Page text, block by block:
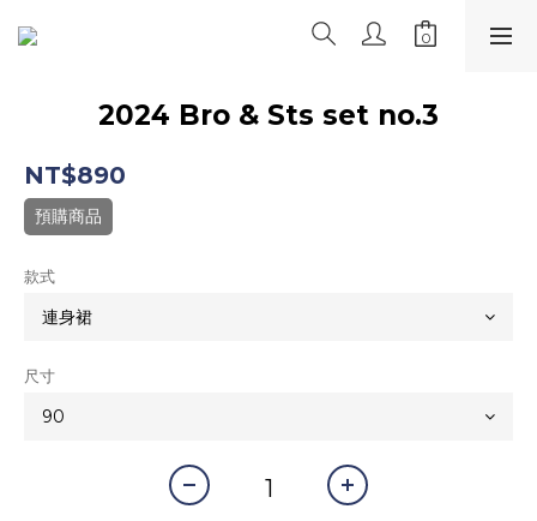
2024 Bro & Sts set no.3
NT$890
預購商品
款式
尺寸